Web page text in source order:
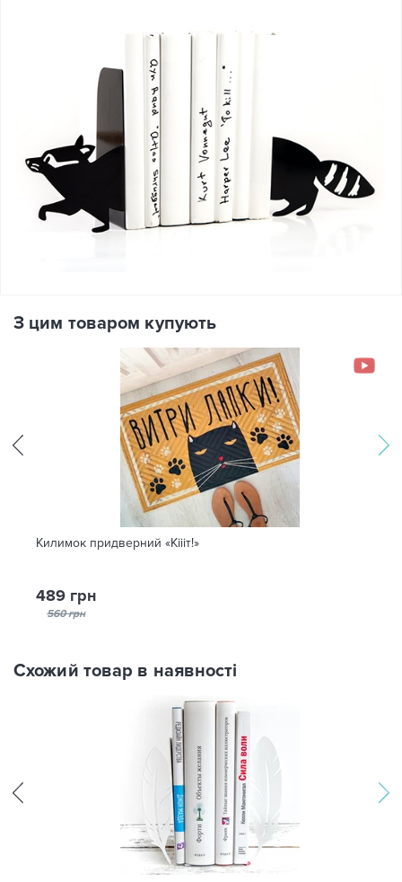
З цим товаром купують
Килимок придверний «Кіііт!»
489 грн
560 грн
Схожий товар в наявності